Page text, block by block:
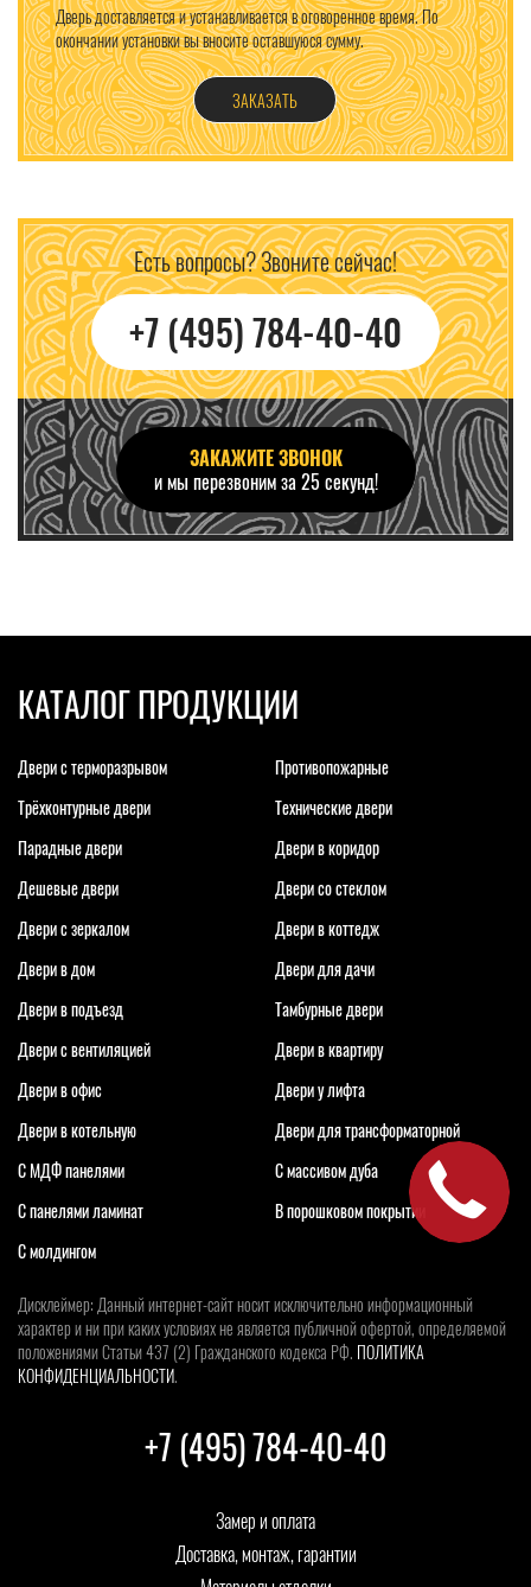
Дверь доставляется и устанавливается в оговоренное время. По
окончании установки вы вносите оставшуюся сумму.
ЗАКАЗАТЬ
Есть вопросы? Звоните сейчас!
+7 (495) 784-40-40
ЗАКАЖИТЕ ЗВОНОК
и мы перезвоним за 25 секунд!
+7 (495) 784-40-40
Замер и оплата
Доставка, монтаж, гарантии
КАТАЛОГ ПРОДУКЦИИ
Двери с терморазрывом
Противопожарные
Трёхконтурные двери
Технические двери
Парадные двери
Двери в коридор
Дешевые двери
Двери со стеклом
Двери с зеркалом
Двери в коттедж
Двери в дом
Двери для дачи
Двери в подъезд
Тамбурные двери
Двери с вентиляцией
Двери в квартиру
Двери в офис
Двери у лифта
Двери в котельную
Двери для трансформаторной
С МДФ панелями
С массивом дуба
С панелями ламинат
В порошковом покрытии
С молдингом
Дисклеймер: Данный интернет-сайт носит исключительно информационный
характер и ни при каких условиях не является публичной офертой, определяемой
положениями Статьи 437 (2) Гражданского кодекса РФ. ПОЛИТИКА
КОНФИДЕНЦИАЛЬНОСТИ.